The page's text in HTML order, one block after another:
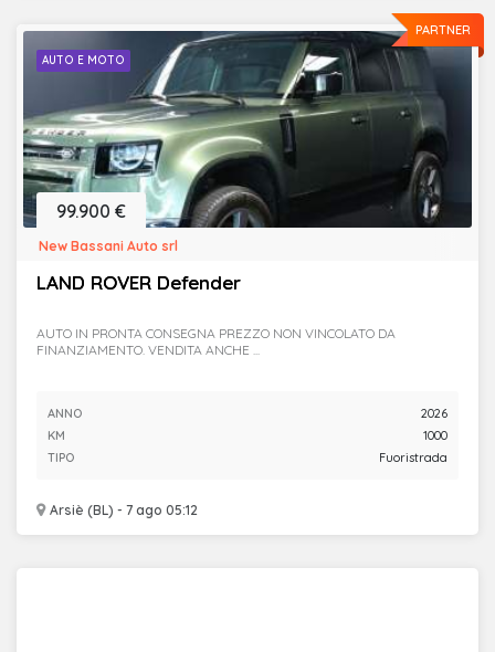
PARTNER
AUTO E MOTO
LAND ROVER Defender
Arsiè (BL) - 7 ago 05:12
99.900 €
New Bassani Auto srl
AUTO IN PRONTA CONSEGNA PREZZO NON VINCOLATO DA
FINANZIAMENTO. VENDITA ANCHE ...
ANNO
2026
KM
1000
TIPO
Fuoristrada